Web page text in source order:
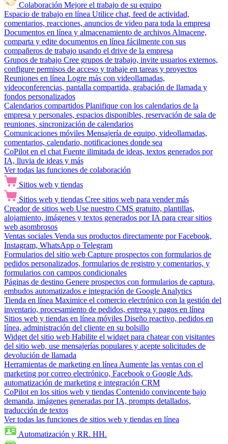
Colaboración Mejore el trabajo de su equipo
Espacio de trabajo en línea Utilice chat, feed de actividad,
comentarios, reacciones, anuncios de video para toda la empresa
Documentos en línea y almacenamiento de archivos Almacene,
comparta y edite documentos en línea fácilmente con sus
compañeros de trabajo usando el drive de la empresa
Grupos de trabajo Cree grupos de trabajo, invite usuarios externos,
configure permisos de acceso y trabaje en tareas y proyectos
Reuniones en línea Logre más con videollamadas,
videoconferencias, pantalla compartida, grabación de llamada y
fondos personalizados
Calendarios compartidos Planifique con los calendarios de la
empresa y personales, espacios disponibles, reservación de sala de
reuniones, sincronización de calendarios
Comunicaciones móviles Mensajería de equipo, videollamadas,
comentarios, calendario, notificaciones donde sea
CoPilot en el chat Fuente ilimitada de ideas, textos generados por
IA, lluvia de ideas y más
Ver todas las funciones de colaboración
Sitios web y tiendas
Sitios web y tiendas Cree sitios web para vender más
Creador de sitios web Use nuestro CMS gratuito, plantillas,
alojamiento, imágenes y textos generados por IA para crear sitios
web asombrosos
Ventas sociales Venda sus productos directamente por Facebook,
Instagram, WhatsApp o Telegram
Formularios del sitio web Capture prospectos con formularios de
pedidos personalizados, formularios de registro y comentarios, y
formularios con campos condicionales
Páginas de destino Genere prospectos con formularios de captura,
embudos automatizados e integración de Google Analytics
Tienda en línea Maximice el comercio electrónico con la gestión del
inventario, procesamiento de pedidos, entrega y pagos en línea
Sitios web y tiendas en línea móviles Diseño reactivo, pedidos en
línea, administración del cliente en su bolsillo
Widget del sitio web Habilite el widget para chatear con visitantes
del sitio web, use mensajerías populares y acepte solicitudes de
devolución de llamada
Herramientas de marketing en línea Aumente las ventas con el
marketing por correo electrónico, Facebook o Google Ads,
automatización de marketing e integración CRM
CoPilot en los sitios web y tiendas Contenido convincente bajo
demanda, imágenes generadas por IA, prompts detallados,
traducción de textos
Ver todas las funciones de sitios web y tiendas en línea
Automatización y RR. HH.